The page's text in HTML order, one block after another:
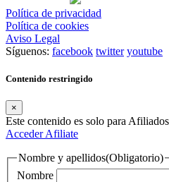
Política de privacidad
Política de cookies
Aviso Legal
Síguenos: facebook twitter youtube
Contenido restringido
×
Este contenido es solo para Afiliados
AccederAfiliate
Nombre y apellidos(Obligatorio)
Nombre